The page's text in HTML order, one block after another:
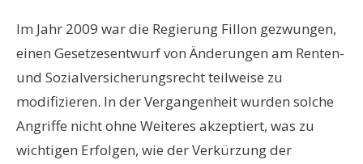
Im Jahr 2009 war die Regierung Fillon gezwungen,
einen Gesetzesentwurf von Änderungen am Renten-
und Sozialversicherungsrecht teilweise zu
modifizieren. In der Vergangenheit wurden solche
Angriffe nicht ohne Weiteres akzeptiert, was zu
wichtigen Erfolgen, wie der Verkürzung der